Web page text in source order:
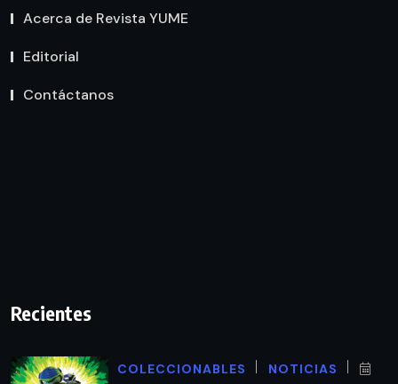
Acerca de Revista YUME
Editorial
Contáctanos
Recientes
COLECCIONABLES NOTICIAS